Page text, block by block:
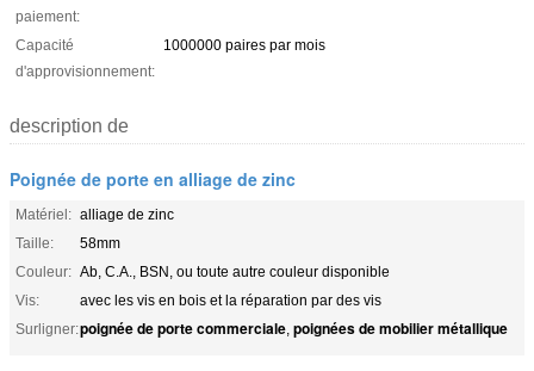
paiement:
Capacité
d'approvisionnement:
1000000 paires par mois
description de
Poignée de porte en alliage de zinc
Matériel: alliage de zinc
Taille:
58mm
Couleur: Ab, C.A., BSN, ou toute autre couleur disponible
Vis:
avec les vis en bois et la réparation par des vis
Surligner:poignée de porte commerciale, poignées de mobilier métallique